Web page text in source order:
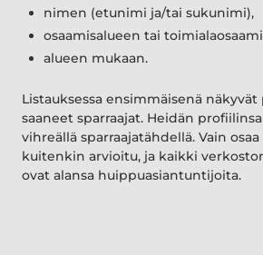
nimen (etunimi ja/tai sukunimi),
osaamisalueen tai
alueen mukaan.
Listauksessa ensimmäisenä
saaneet sparraajat. Heidän
vihreällä sparraajatähdellä. Vain
kuitenkin arvioitu, ja kaikki
ovat alansa huippuasiantuntijoita.